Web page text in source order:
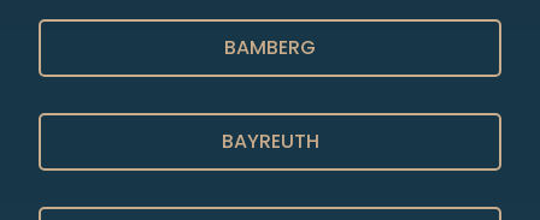
BAMBERG
BAYREUTH